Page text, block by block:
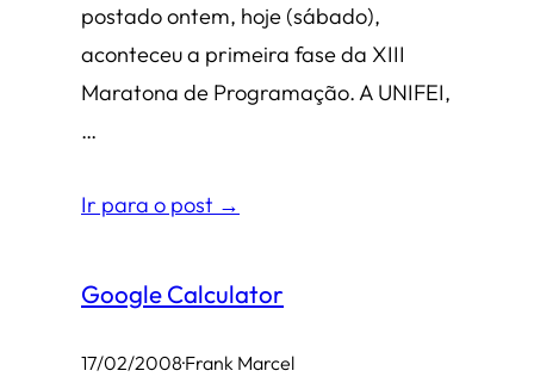
postado ontem, hoje (sábado),
aconteceu a primeira fase da XIII
Maratona de Programação. A UNIFEI,
…
Ir para o post →
Google Calculator
17/02/2008·Frank Marcel